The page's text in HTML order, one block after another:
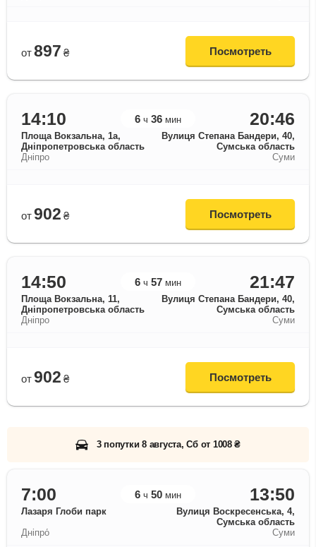
от 897 ₴ Посмотреть
14:10 6 ч 36 мин 20:46
Площа Вокзальна, 1а,
Дніпропетровська область
Вулиця Степана Бандери, 40,
Сумська область
Дніпро
Суми
от 902 ₴ Посмотреть
14:50 6 ч 57 мин 21:47
Площа Вокзальна, 11,
Дніпропетровська область
Вулиця Степана Бандери, 40,
Сумська область
Дніпро
Суми
от 902 ₴ Посмотреть
3 попутки 8 августа, Сб от 1008 ₴
7:00 6 ч 50 мин 13:50
Лазаря Глоби парк
Вулиця Воскресенська, 4,
Сумська область
Дніпро́
Суми